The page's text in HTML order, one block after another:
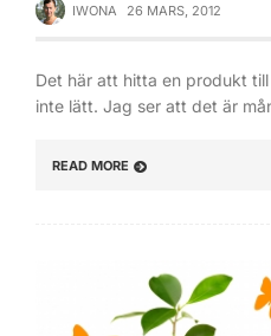
IWONA 26 MARS, 2012
Det här att hitta en produkt
inte lätt. Jag ser att det är
READ MORE